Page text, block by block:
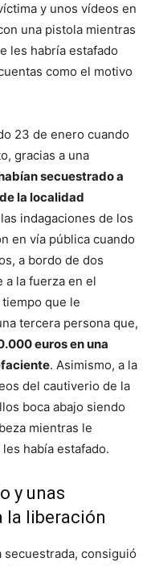
y unos vídeos en
una pistola mientras
les habría estafado
como el motivo
23 de enero cuando
gracias a una
secuestrado a
la localidad
indagaciones de los
en vía pública cuando
a bordo de dos
la fuerza en el
que le
tercera persona que,
euros en una
. Asimismo, a la
del cautiverio de la
boca abajo siendo
mientras le
había estafado.
y unas
la liberación
consiguió